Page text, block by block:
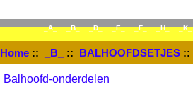
_A_ _B_ _D_ _E_ _F_ _H_ _K_
Home:: _B_ :: BALHOOFDSETJES::
Balhoofd-onderdelen